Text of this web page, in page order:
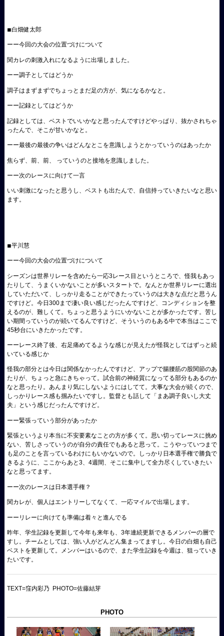
◾︎白畑健太郎
ーー今回の大会の位置づけについて
関カレの刺激入れになるように出場しました。
ーー調子としてはどうか
調子はまずまずでちょっとまだ足の方が、気になるかなと。
ーー記録としてはどうか
記録としては、ベストでいいかなと思ったんですけどやっぱり、抜かされちゃ
ったんで、そこが甘いかなと。
ーー最後の最後の争いはどんなとこを意識しようとかっていうのはあったか
焦らず、前、前、 っていうのと接地を意識しました。
ーー次のレースに向けて一言
いい刺激になったと思うし、ベストも出たんで、自信持っていきたいなと思い
ます。
◾︎平川慧
ーー今回の大会の位置づけについて
シーズンは世界リレーを含めたら一応3レース目というところで、怪我もあっ
たりして、うまくいかないことが多いスタートで。なんとか世界リレーに選出
していただいて、しっかり走ることができたっていうのは大きな点だと思うん
ですけど。今日300まで凄い良い感じだったんですけど、コンディションを整
えるのが、難しくて。ちょっと思うようにいかないことが多かったです。苦し
い期間っていうのが続いてるんですけど、そういうのもある中で本当はここで
45秒台にいきたかったです。
ーーレース終了後、右足痛めてるような感じが見えたが怪我としてはずっと続
いている感じか
怪我の部分とは今日は関係なかったんですけど、アップで腸腰筋の股関節のあ
たりが、ちょっと急にきちゃって。試合前の神経質になってる部分もあるのか
なと思ったり。あんまり気にしないようにはしてて。大事な大会が続くので、
しっかりレース感も掴みたいですし。監督とも話して「まあ調子良いし大丈
夫」という感じだったんですけど。
ーー緊張っていう部分があったか
緊張というより本当に不安要素なことの方が多くて。思い切ってレースに挑め
ない、苦しさっていうのが自分の責任でもあると思って。こうやっていつまで
も足のことを言っているわけにもいかないので。しっかり日本選手権で勝負で
きるように、ここからあと3、4週間、そこに集中して全力尽くしていきたい
なと思ってます。
ーー次のレースは日本選手権？
関カレが、個人はエントリーしてなくて、一応マイルで出場します。
ーーリレーに向けても準備は着々と進んでる
昨年、学生記録を更新して今年も来年も、3年連続更新できるメンバーの層で
すし。チームとしては、強い人がどんどん集まってますし。今日の白畑も自己
ベストを更新して。メンバーはいるので、また学生記録を今週は、狙っていき
たいです。
TEXT=窪内彩乃 PHOTO=佐藤結芽
PHOTO